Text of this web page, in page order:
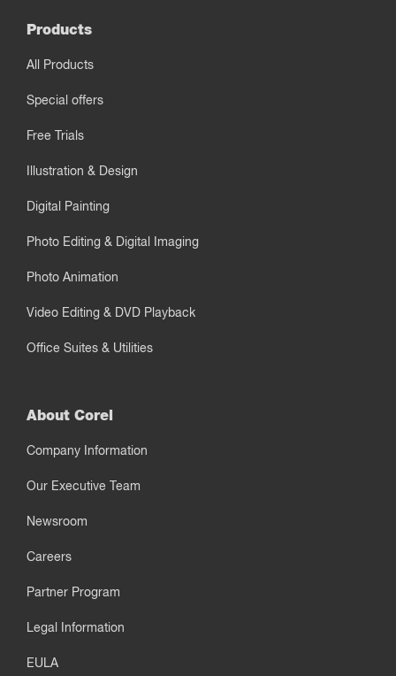
Products
All Products
Special offers
Free Trials
Illustration & Design
Digital Painting
Photo Editing & Digital Imaging
Photo Animation
Video Editing & DVD Playback
Office Suites & Utilities
About Corel
Company Information
Our Executive Team
Newsroom
Careers
Partner Program
Legal Information
EULA